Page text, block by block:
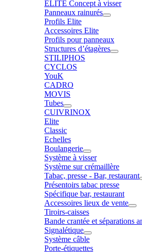
ELITE Concept à visser
Panneaux rainurés
Profils Elite
Accessoires Elite
Profils pour panneaux
Structures d’étagères
STILIPHOS
CYCLOS
YouK
CADRO
MOVIS
Tubes
CUIVRINOX
Elite
Classic
Echelles
Boulangerie
Système à visser
Système sur crémaillère
Tabac, presse - Bar, restaurant
Présentoirs tabac presse
Spécifique bar, restaurant
Accessoires lieux de vente
Tiroirs-caisses
Bande crantée et séparations
Signalétique
Système câble
Porte-étiquettes